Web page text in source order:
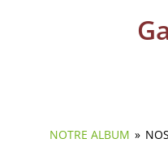
NOTRE ALBUM »